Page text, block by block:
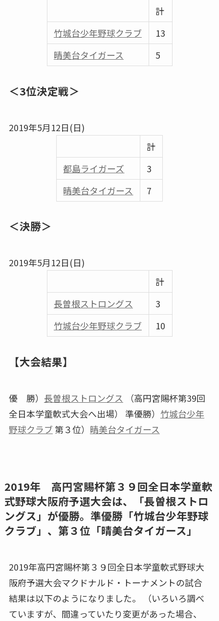
計
竹城台少年野球クラブ
13
晴美台タイガース
5
＜3位決定戦＞
2019年5月12日(日)
計
都島ライガーズ
3
晴美台タイガース
7
＜決勝＞
2019年5月12日(日)
計
⾧曽根ストロングス
3
竹城台少年野球クラブ
10
【大会結果】
優 勝） ⾧曽根ストロングス （高円宮賜杯第39回
全日本学童軟式大会へ出場） 準優勝） 竹城台少年
野球クラブ 第３位） 晴美台タイガース
2019年 高円宮賜杯第３９回全日本学童軟
式野球大阪府予選大会は、「⾧曽根ストロ
ングス」が優勝。準優勝「竹城台少年野球
クラブ」、第３位「晴美台タイガース」
2019年高円宮賜杯第３９回全日本学童軟式野球大
阪府予選大会マクドナルド・トーナメントの試合
結果は以下のようになりました。
（いろいろ調べ
ていますが、間違っていたり変更があった場合、